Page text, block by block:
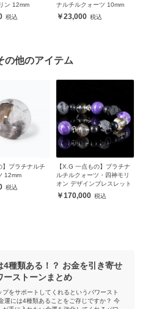
ン 12mm
ナルチルクォーツ 10mm
23,000
の他のアイテム
】プラチナルチ
12mm
【X.G 一点もの】プラチナ
ルチルクォーツ・四神モリ
オン デザインブレスレット
170,000
4種類ある！？ お金を引き寄せ
ーストーンまとめ
プをサポートしてくれるというパワースト
運には4種類あることをご存じですか？ 今